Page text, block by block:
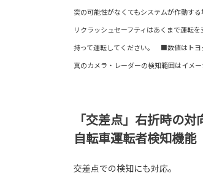
突の可能性がなくてもシステムが作動す
リクラッシュセーフティはあくまで運転
持って運転してください。 ■数値はト
真のカメラ・レーダーの検知範囲はイメー
「交差点」右折時の
自転車運転者検知機能
交差点での検知にも対応。